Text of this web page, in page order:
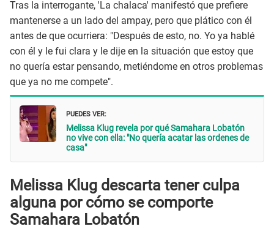
Tras la interrogante, 'La chalaca' manifestó que prefiere
mantenerse a un lado del ampay, pero que plático con él
antes de que ocurriera: "Después de esto, no. Yo ya hablé
con él y le fui clara y le dije en la situación que estoy que
no quería estar pensando, metiéndome en otros problemas
que ya no me compete".
PUEDES VER:
Melissa Klug revela por qué Samahara Lobatón
no vive con ella: "No quería acatar las ordenes de
casa"
Melissa Klug descarta tener culpa
alguna por cómo se comporte
Samahara Lobatón